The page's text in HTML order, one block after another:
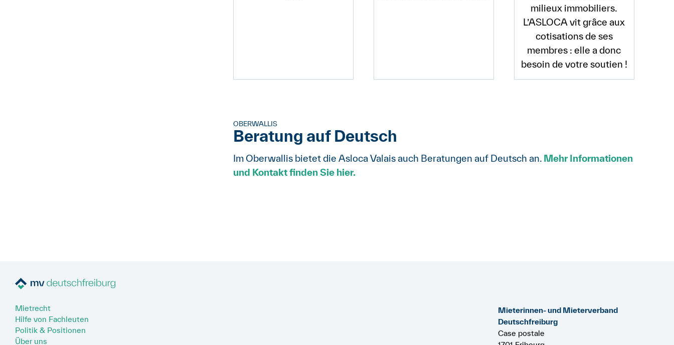
milieux immobiliers.
L’ASLOCA vit grâce aux
cotisations de ses
membres : elle a donc
besoin de votre soutien !
OBERWALLIS
Beratung auf Deutsch
Im Oberwallis bietet die Asloca Valais auch Beratungen auf Deutsch an. Mehr Informationen
und Kontakt finden Sie hier.
Mietrecht
Hilfe von Fachleuten
Politik & Positionen
Über uns
Mieterinnen- und Mieterverband
Deutschfreiburg
Case postale